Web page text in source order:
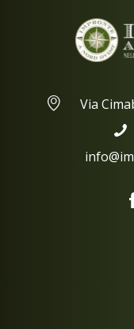
Via